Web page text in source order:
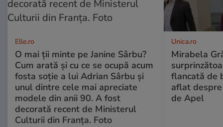
Elle.ro
O mai ții minte pe Janine Sârbu?
Cum arată și cu ce se ocupă acum
fosta soție a lui Adrian Sârbu și
unul dintre cele mai apreciate
modele din anii 90. A fost
decorată recent de Ministerul
Culturii din Franța. Foto
Unica.ro
Mirabela
flancată de
aflat
de Apel